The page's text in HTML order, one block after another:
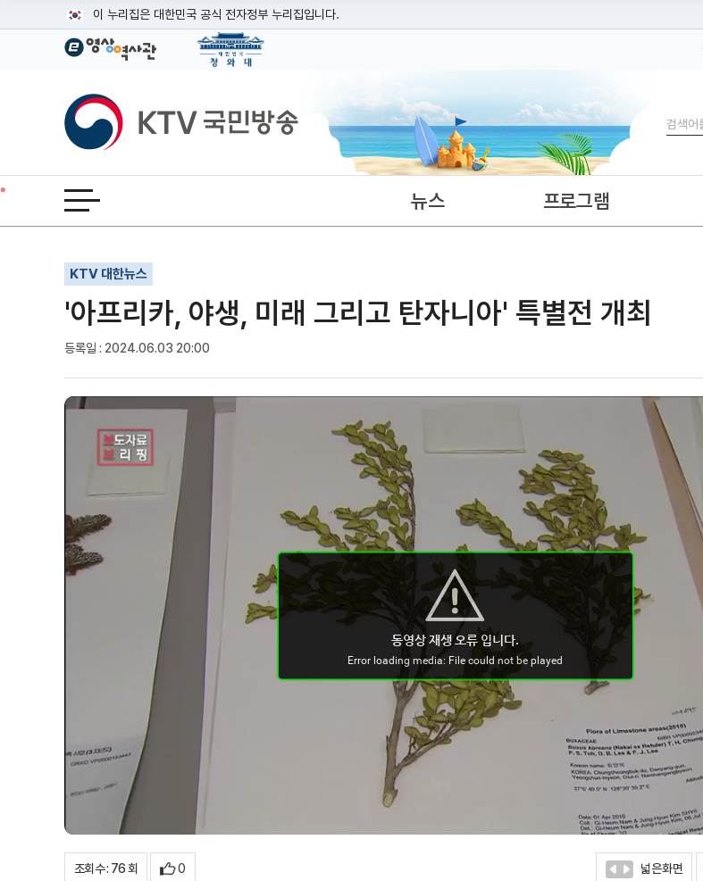
이 누리집은 대한민국 공식 전자정부 누리집입니다.
공식 누리집 주소 확인하기
이밖에 or.kr 또는 .kr등 다른 도메인 주소를 사용하고 있다면 아래 URL에서 도메인 주소를 확인해 보세요
운영중인 공식 누리집보기
KTV국민방송
검색
전체메뉴 열기 뉴스 프로그램
KTV 대한뉴스
'아프리카, 야생, 미래 그리고 탄자니아' 특별전 개최
등록일 : 2024.06.03 20:00
기사인쇄
글자확대
글자축소
조회수 : 76 회 0 넓은화면